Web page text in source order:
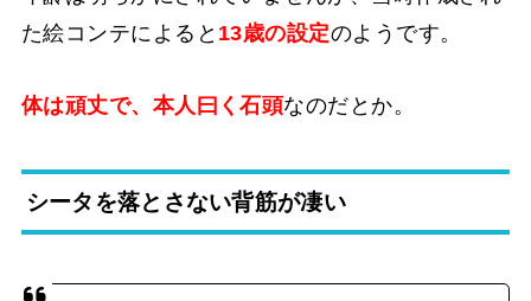
た絵コンテによると 13歳の設定のようです。
体は頑丈で、本人曰く石頭なのだとか。
シータを落とさない背筋が凄い